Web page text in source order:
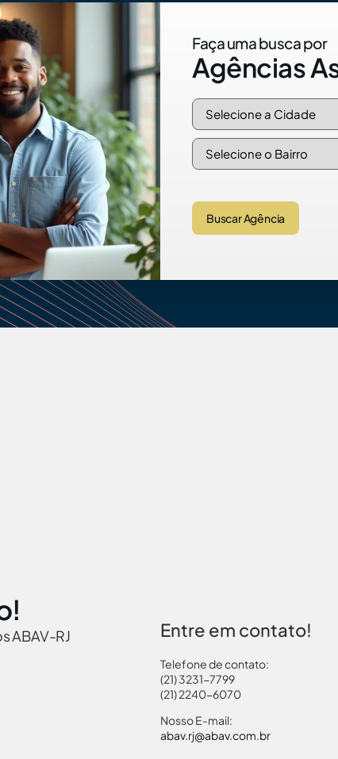
Faça uma busca por
Agências
Buscar Agência
ABAV-RJ Entre em contato!
Telefone de contato:
(21) 3231-7799
(21) 2240-6070
Nosso E-mail:
abav.rj@abav.com.br